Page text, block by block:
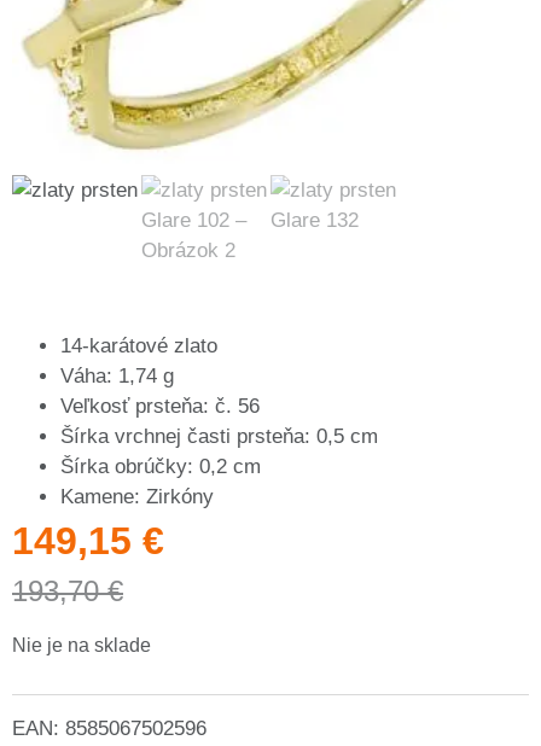
14-karátové zlato
Váha: 1,74 g
Veľkosť prsteňa: č. 56
Šírka vrchnej časti prsteňa: 0,5 cm
Šírka obrúčky: 0,2 cm
Kamene: Zirkóny
193,70€
149,15 €
Nie je na sklade
EAN: 8585067502596